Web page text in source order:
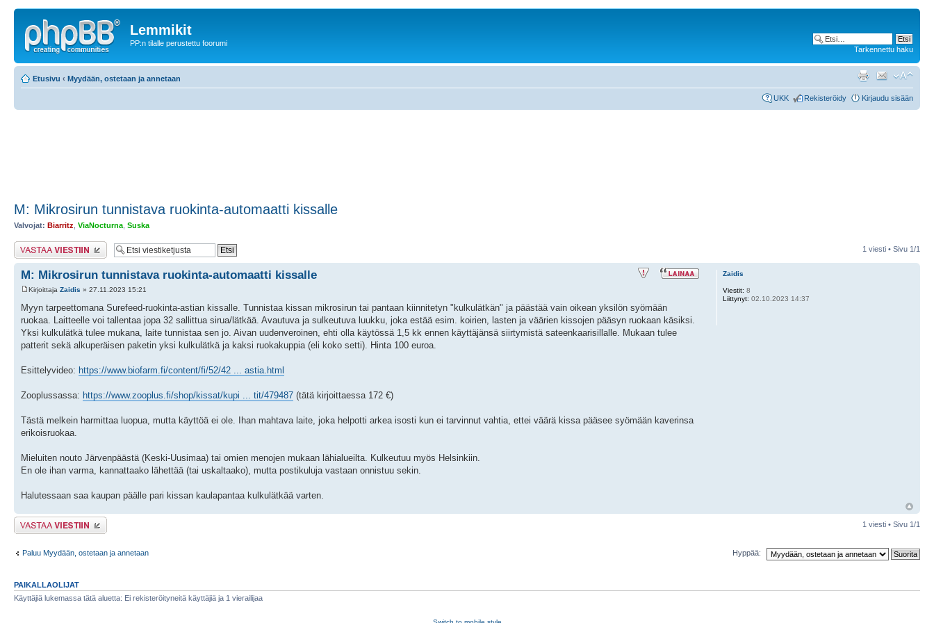
Lemmikit
PP:n tilalle perustettu foorumi
Tarkennettu haku
Etusivu ‹ Myydään, ostetaan ja annetaan
UKK Rekisteröidy Kirjaudu sisään
M: Mikrosirun tunnistava ruokinta-automaatti kissalle
Valvojat: Biarritz ViaNocturna Suska
Lähetä vastaus 1 viesti • Sivu 1/1
M: Mikrosirun tunnistava ruokinta-automaatti kissalle
Kirjoittaja Zaidis » 27.11.2023 15:21
Myyn tarpeettomana Surefeed-ruokinta-astian kissalle. Tunnistaa kissan mikrosirun tai pantaan kiinnitetyn "kulkulätkän" ja päästää vain oikean yksilön syömään
ruokaa. Laitteelle voi tallentaa jopa 32 sallittua sirua/lätkää. Avautuva ja sulkeutuva luukku, joka estää esim. koirien, lasten ja väärien kissojen pääsyn ruokaan käsiksi.
Yksi kulkulätkä tulee mukana, laite tunnistaa sen jo. Aivan uudenveroinen, ehti olla käytössä 1,5 kk ennen käyttäjänsä siirtymistä sateenkaarisillalle. Mukaan tulee
patterit sekä alkuperäisen paketin yksi kulkulätkä ja kaksi ruokakuppia (eli koko setti). Hinta 100 euroa.
Esittelyvideo: https://www.biofarm.fi/content/fi/52/42 ... astia.html
Zooplussassa: https://www.zooplus.fi/shop/kissat/kupi ... tit/479487 (tätä kirjoittaessa 172 €)
Tästä melkein harmittaa luopua, mutta käyttöä ei ole. Ihan mahtava laite, joka helpotti arkea isosti kun ei tarvinnut vahtia, ettei väärä kissa pääsee syömään kaverinsa
erikoisruokaa.
Mieluiten nouto Järvenpäästä (Keski-Uusimaa) tai omien menojen mukaan lähialueilta. Kulkeutuu myös Helsinkiin.
En ole ihan varma, kannattaako lähettää (tai uskaltaako), mutta postikuluja vastaan onnistuu sekin.
Halutessaan saa kaupan päälle pari kissan kaulapantaa kulkulätkää varten.
Zaidis
Viestit: 8
Liittynyt: 02.10.2023 14:37
Lähetä vastaus 1 viesti • Sivu 1/1
Paluu Myydään, ostetaan ja annetaan Hyppää:
PAIKALLAOLIJAT
Käyttäjiä lukemassa tätä aluetta: Ei rekisteröityneitä käyttäjiä ja 1 vierailijaa